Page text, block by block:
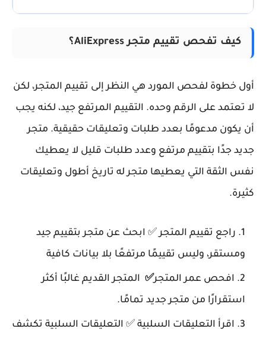
كيف تفحص تقييم متجر AliExpress؟
أول خطوة لفحص المورد هي النظر إلى تقييم المتجر، لكن
لا تعتمد على الرقم وحده. التقييم المرتفع جيد، لكنه يجب
أن يكون مدعومًا بعدد طلبات وتعليقات حقيقية. متجر
جديد جدًا بتقييم مرتفع وعدد طلبات قليل لا يعطيك
نفس الثقة التي يعطيها متجر له تاريخ أطول وتعليقات
كثيرة.
راجع تقييم المتجر ✅ ابحث عن متجر بتقييم جيد
ومستقر، وليس تقييمًا مرتفعًا بلا بيانات كافية
افحص عمر المتجر✅ المتجر القديم غالبًا أكثر
استقرارًا من متجر جديد تمامًا.
اقرأ التعليقات السلبية ✅ التعليقات السلبية تكشف